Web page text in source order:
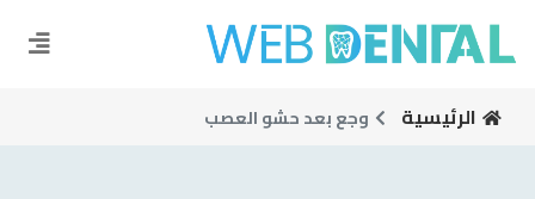
الرئيسية وجع بعد حشو العصب